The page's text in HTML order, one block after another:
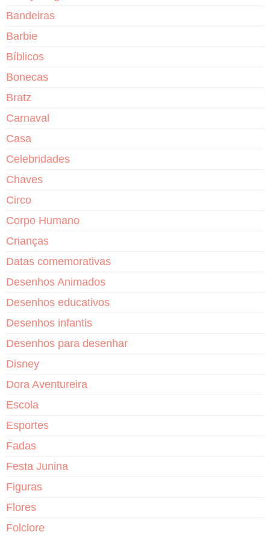
Bandeiras
Barbie
Bíblicos
Bonecas
Bratz
Carnaval
Casa
Celebridades
Chaves
Circo
Corpo Humano
Crianças
Datas comemorativas
Desenhos Animados
Desenhos educativos
Desenhos infantis
Desenhos para desenhar
Disney
Dora Aventureira
Escola
Esportes
Fadas
Festa Junina
Figuras
Flores
Folclore